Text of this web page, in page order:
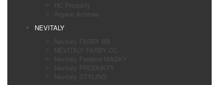
HC Produkty
Argane Achinae
NEVITALY
Nevitaly FARBY BB
NEVITALY FARBY CC
Nevitaly Farebné MASKY
Nevitaly PRODUKTY
Nevitaly STYLING